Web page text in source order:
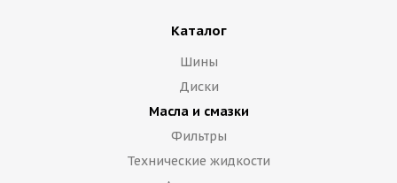
Каталог
Шины
Диски
Масла и смазки
Фильтры
Технические жидкости